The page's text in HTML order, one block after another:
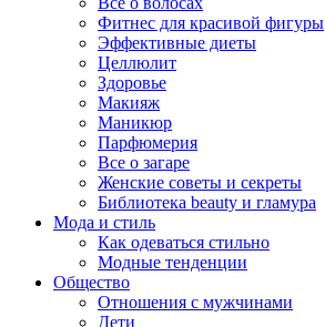
Фитнес для красивой фигуры
Эффективные диеты
Целлюлит
Здоровье
Макияж
Маникюр
Парфюмерия
Все о загаре
Женские советы и секреты
Библиотека beauty и гламура
Мода и стиль
Как одеваться стильно
Модные тенденции
Общество
Отношения с мужчинами
Дети